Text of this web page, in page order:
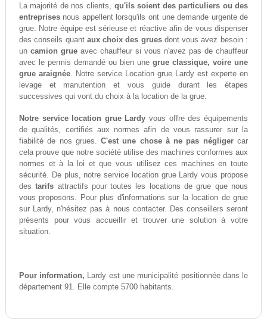
La majorité de nos clients, qu'ils soient des particuliers ou des
entreprisesnous appellent lorsqu'ils ont une demande urgente de
grue. Notre équipe est sérieuse et réactive afin de vous dispenser
des conseils quant aux choix des gruesdont vous avez besoin :
un camion grueavec chauffeur si vous n'avez pas de chauffeur
avec le permis demandé ou bien unegrue classique, voire une
grue araignée. Notre service Location grue Lardy est experte en
levage et manutention et vous guide durant les étapes
successives qui vont du choix à la location de la grue.
Notre service location grue Lardy vous offre des équipements
de qualités, certifiés aux normes afin de vous rassurer sur la
fiabilité de nos grues.C'est une chose à ne pas négligercar
cela prouve que notre société utilise des machines conformes aux
normes et à la loi et que vous utilisez ces machines en toute
sécurité. De plus, notre service location grue Lardy vous propose
destarifs attractifs pour toutes les locations de grue que nous
vous proposons. Pour plus d'informations sur la location de grue
sur Lardy, n'hésitez pas à nous contacter. Des conseillers seront
présents pour vous accueillir et trouver une solution à votre
situation.
Pour information, Lardy est une municipalité positionnée dans le
département 91. Elle compte 5700 habitants.